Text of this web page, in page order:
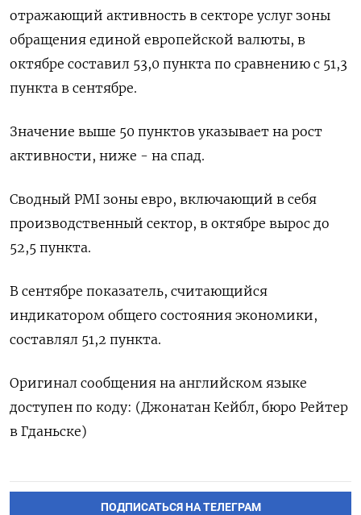
отражающий активность в секторе услуг зоны
обращения единой европейской валюты, в
октябре составил 53,0 пункта по сравнению с 51,3
пункта в сентябре.
Значение выше 50 пунктов указывает на рост
активности, ниже - на спад.
Сводный PMI зоны евро, включающий в себя
производственный сектор, в октябре вырос до
52,5 пункта.
В сентябре показатель, считающийся
индикатором общего состояния экономики,
составлял 51,2 пункта.
Оригинал сообщения на английском языке
доступен по коду: (Джонатан Кейбл, бюро Рейтер
в Гданьске)
ПОДПИСАТЬСЯ НА ТЕЛЕГРАМ